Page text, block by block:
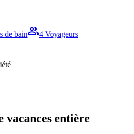
de baingroup4 Voyageurs
vacances entière